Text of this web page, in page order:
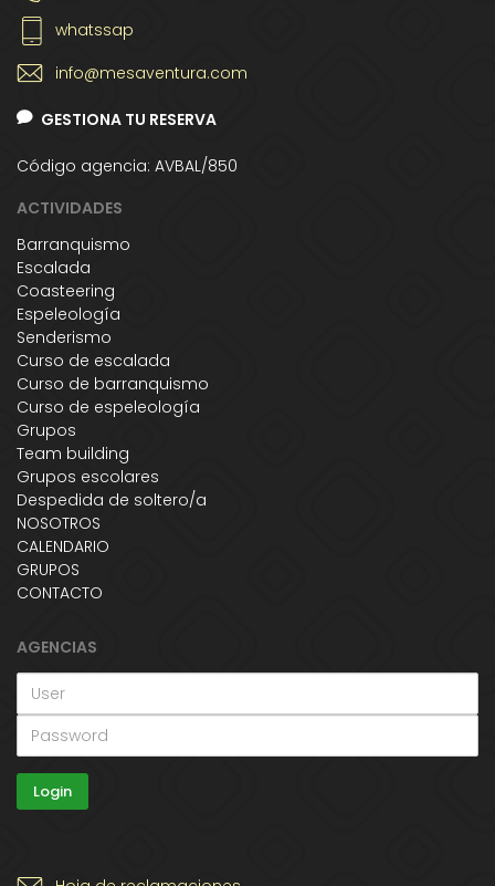
whatssap
info@mesaventura.com
GESTIONA TU RESERVA
Código agencia: AVBAL/850
ACTIVIDADES
Barranquismo
Escalada
Coasteering
Espeleología
Senderismo
Curso de escalada
Curso de barranquismo
Curso de espeleología
Grupos
Team building
Grupos escolares
Despedida de soltero/a
NOSOTROS
CALENDARIO
GRUPOS
CONTACTO
AGENCIAS